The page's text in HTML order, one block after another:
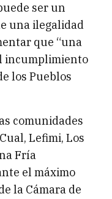
ser un
una ilegalidad
que “una
incumplimiento
los Pueblos
comunidades
Lefimi, Los
Fría
el máximo
la Cámara de